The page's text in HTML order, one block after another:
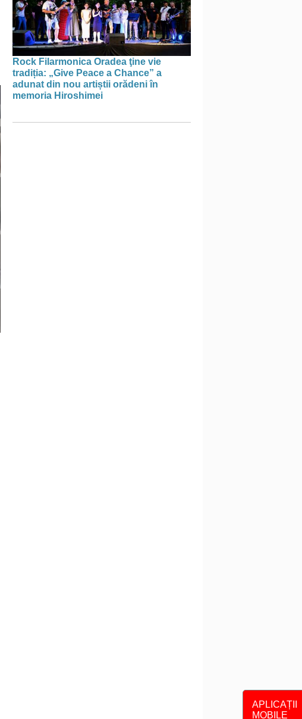
APLICAȚII
MOBILE
Rock Filarmonica Oradea ţine vie
tradiția: „Give Peace a Chance” a
adunat din nou artiștii orădeni în
memoria Hiroshimei